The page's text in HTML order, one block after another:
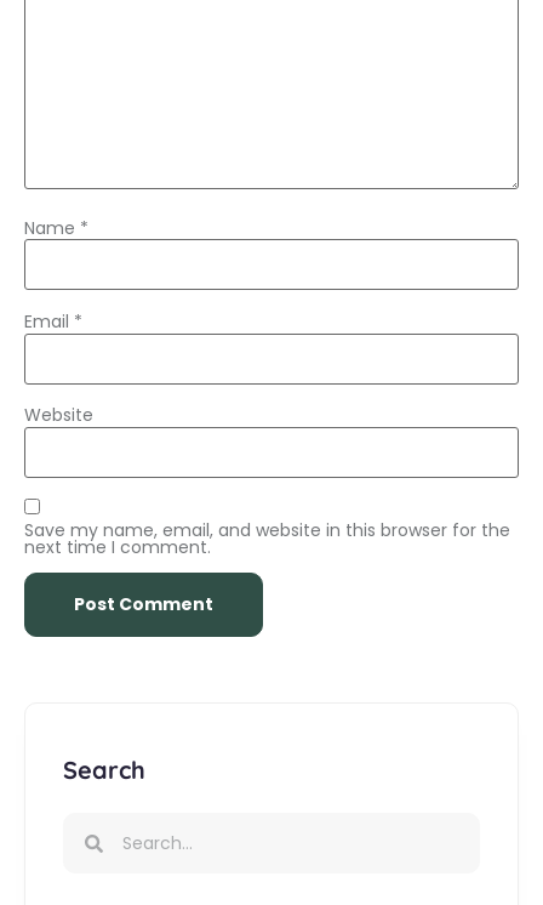
Name *
Email *
Website
Save my name, email, and website in this browser for the
next time I comment.
Search